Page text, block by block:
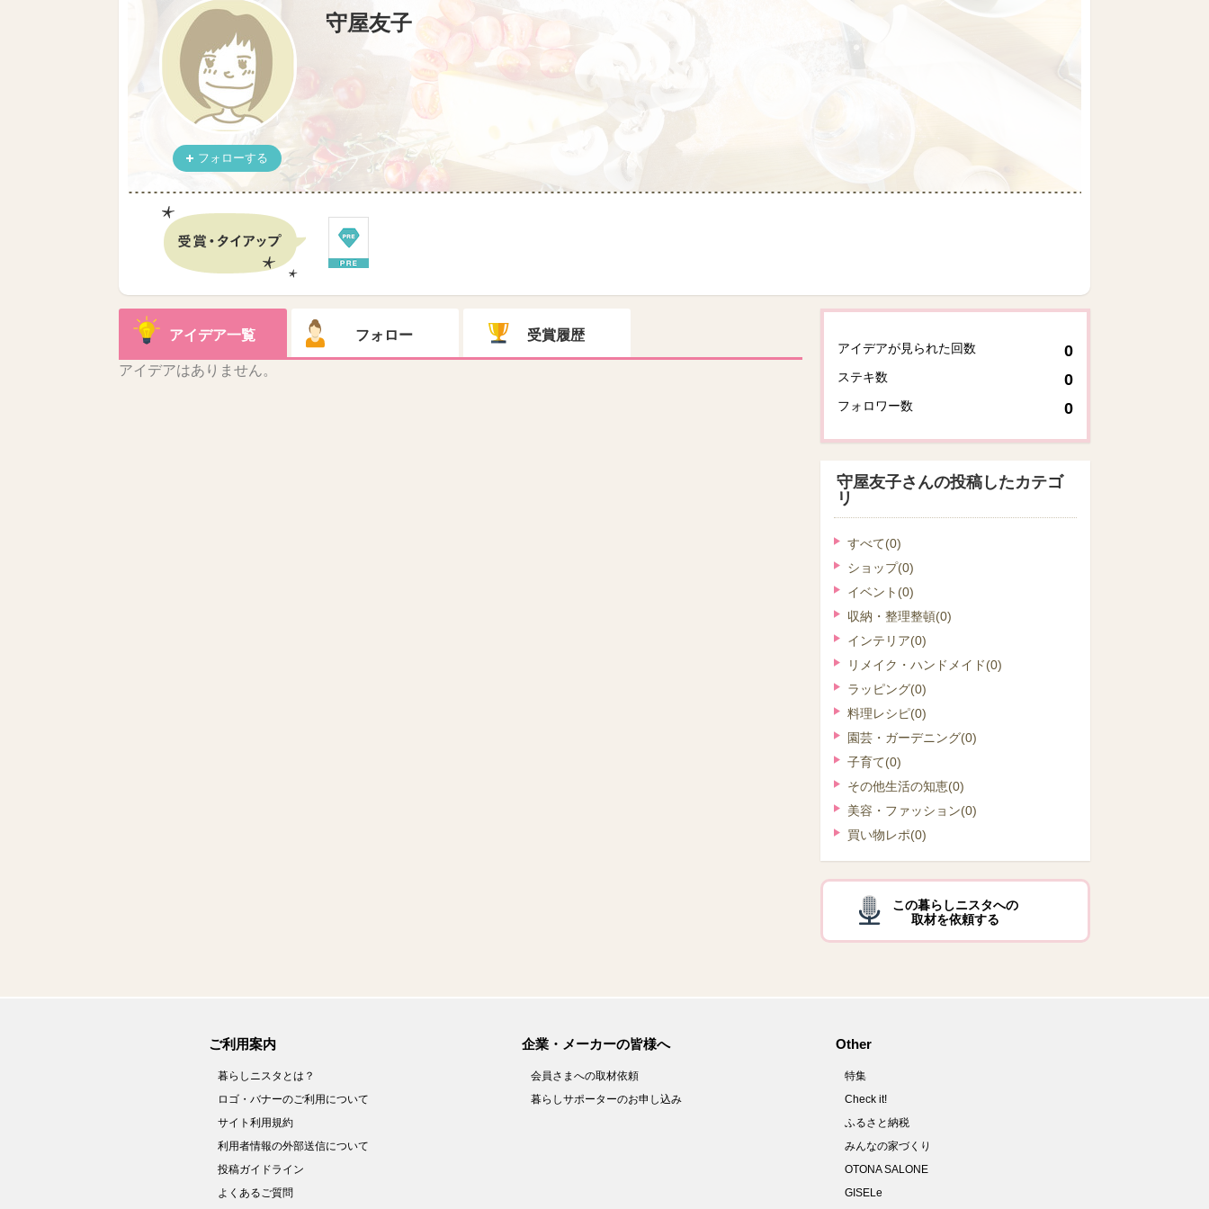
守屋友子
フォローする
アイデア一覧 フォロー 受賞履歴
アイデアはありません。
アイデアが見られた回数 0
ステキ数 0
フォロワー数 0
守屋友子さんの投稿したカテゴ
リ
すべて(0)
ショップ(0)
イベント (0)
収納・整理整頓(0)
インテリア(0)
リメイク・ハンドメイド(0)
ラッピング(0)
料理レシピ(0)
園芸・ガーデニング(0)
子育て(0)
その他生活の知恵(0)
美容・ファッション(0)
買い物レポ(0)
この暮らしニスタへの
取材を依頼する
ご利用案内
暮らしニスタとは？
ロゴ・バナーのご利用について
サイト利用規約
利用者情報の外部送信について
投稿ガイドライン
よくあるご質問
企業・メーカーの皆様へ
会員さまへの取材依頼
暮らしサポーターのお申し込み
Other
特集
Check it!
ふるさと納税
みんなの家づくり
OTONA SALONE
GISELe